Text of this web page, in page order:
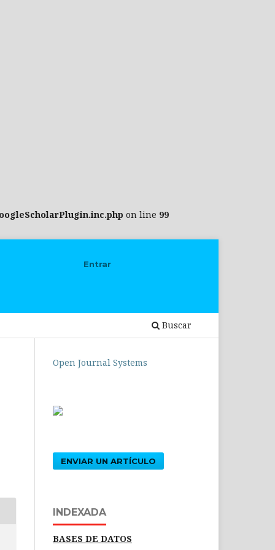
on line 99
Buscar
Entrar
Open Journal Systems
ENVIAR UN ARTÍCULO
INDEXADA
BASES DE DATOS